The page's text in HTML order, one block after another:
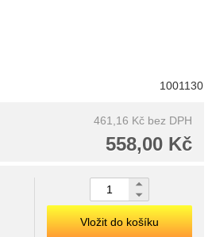
1001130
461,16 Kč bez DPH
558,00 Kč
Vložit do košíku